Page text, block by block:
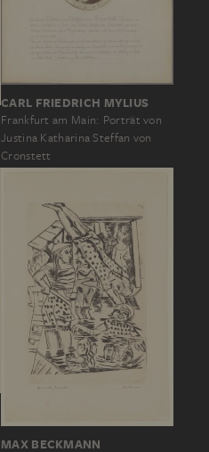
CARL FRIEDRICH MYLIUS
Frankfurt am Main: Porträt von
Justina Katharina Steffan von
Cronstett
MAX BECKMANN